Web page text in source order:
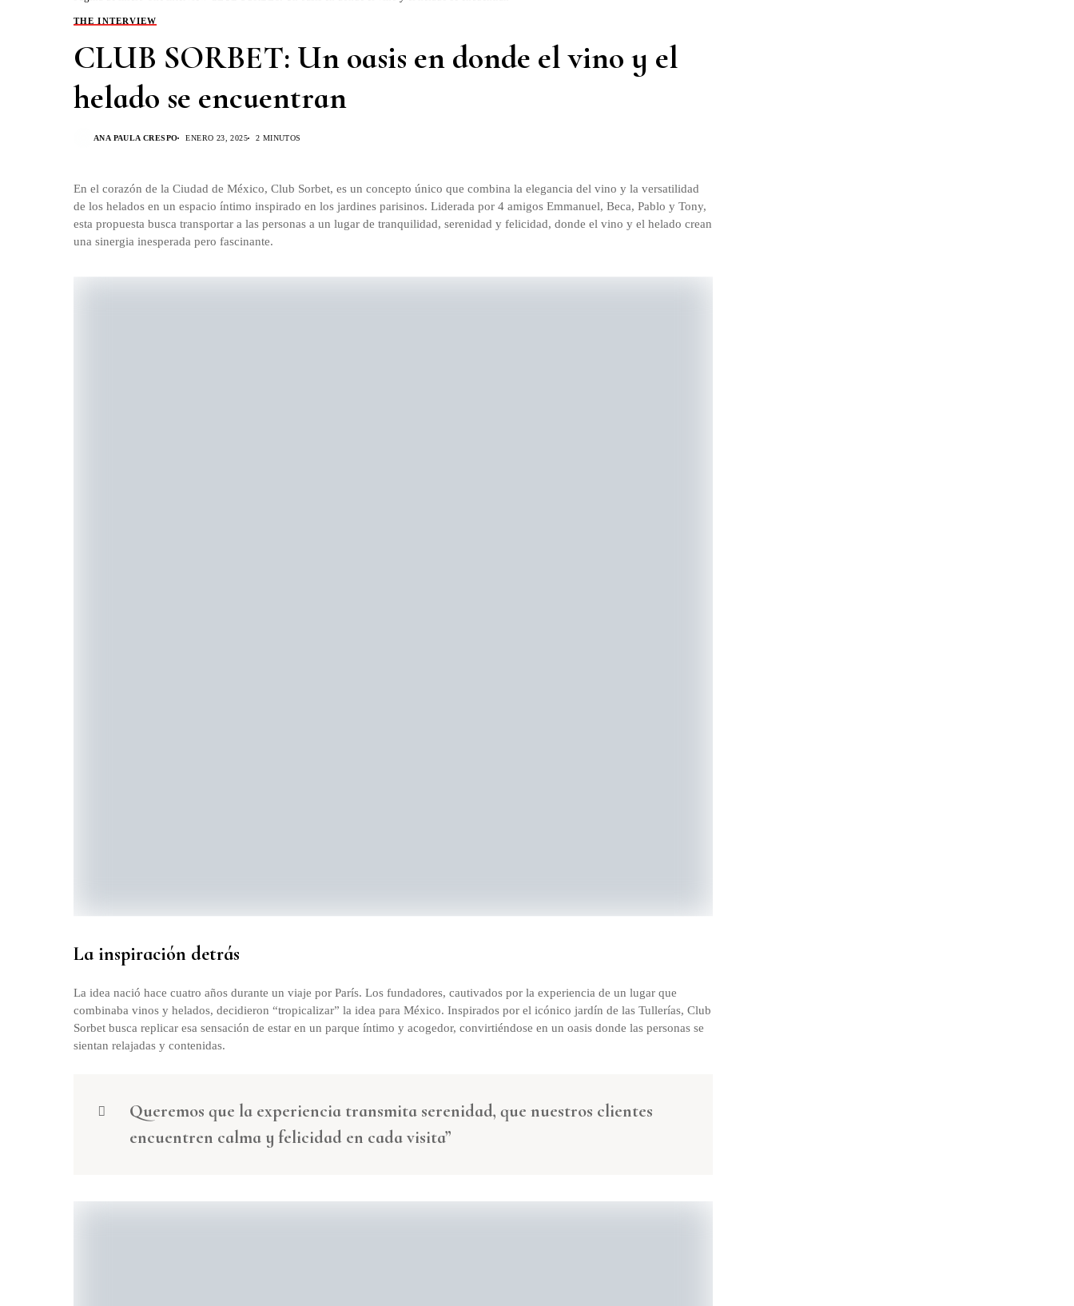
THE INTERVIEW
CLUB SORBET: Un oasis en donde el vino y el
helado se encuentran
ANA PAULA CRESPO ENERO 23, 2025 2 MINUTOS
En el corazón de la Ciudad de México, Club Sorbet, es un concepto único que combina la elegancia del vino y la versatilidad
de los helados en un espacio íntimo inspirado en los jardines parisinos. Liderada por 4 amigos Emmanuel, Beca, Pablo y Tony,
esta propuesta busca transportar a las personas a un lugar de tranquilidad, serenidad y felicidad, donde el vino y el helado crean
una sinergia inesperada pero fascinante.
La inspiración detrás
La idea nació hace cuatro años durante un viaje por París. Los fundadores, cautivados por la experiencia de un lugar que
combinaba vinos y helados, decidieron “tropicalizar” la idea para México. Inspirados por el icónico jardín de las Tullerías, Club
Sorbet busca replicar esa sensación de estar en un parque íntimo y acogedor, convirtiéndose en un oasis donde las personas se
sientan relajadas y contenidas.
Queremos que la experiencia transmita serenidad, que nuestros clientes
encuentren calma y felicidad en cada visita”